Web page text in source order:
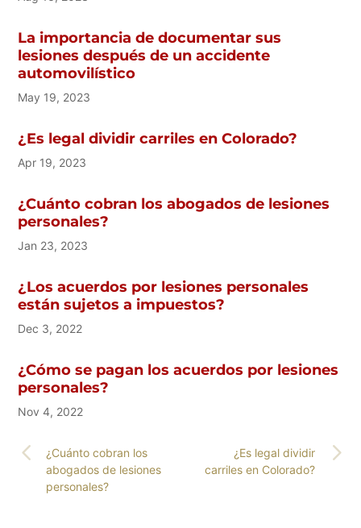
La importancia de documentar sus
lesiones después de un accidente
automovilístico
May 19, 2023
¿Es legal dividir carriles en Colorado?
Apr 19, 2023
¿Cuánto cobran los abogados de lesiones
personales?
Jan 23, 2023
¿Los acuerdos por lesiones personales
están sujetos a impuestos?
Dec 3, 2022
¿Cómo se pagan los acuerdos por lesiones
personales?
Nov 4, 2022
¿Cuánto cobran los
abogados de lesiones
personales?
¿Es legal dividir
carriles en Colorado?